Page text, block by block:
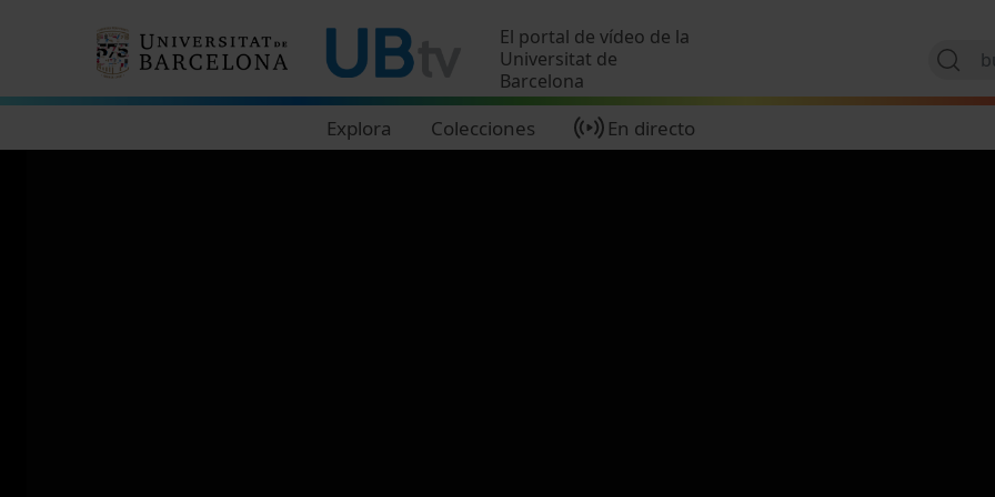
El portal de vídeo de la
Universitat de
Barcelona
Explora Colecciones En directo